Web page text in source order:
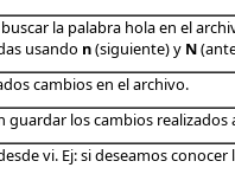
la palabra hola en el
usando n(siguiente) y N
cambios en el archivo.
los cambios realizados
vi. Ej: si deseamos